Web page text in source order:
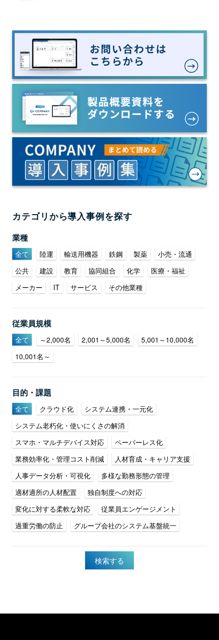
カテゴリから導入事例を探す
業種
全て 陸運 輸送用機器 鉄鋼 製薬
小売・流通
公共
建設 教育 協同組合 化学
医療・福祉
メーカー
IT サービス その他業種
従業員規模
全て ～2,000名 2,001～5,000名
5,001～10,000名
10,001名～
目的・課題
全て クラウド化
システム連携・一元化
システム老朽化・使いにくさの解消
スマホ・マルチデバイス対応
ペーパーレス化
業務効率化・管理コスト削減
人材育成・キャリア支援
人事データ分析・可視化
多様な勤務形態の管理
適材適所の人材配置
独自制度への対応
変化に対する柔軟な対応
従業員エンゲージメント
過重労働の防止
グループ会社のシステム基盤統一
検索する